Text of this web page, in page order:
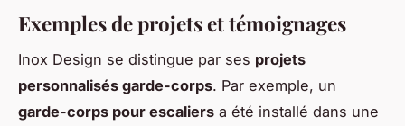
Exemples de projets et témoignages
Inox Design se distingue par ses projets
personnalisés garde-corps. Par exemple, un
garde-corps pour escaliers a été installé dans une